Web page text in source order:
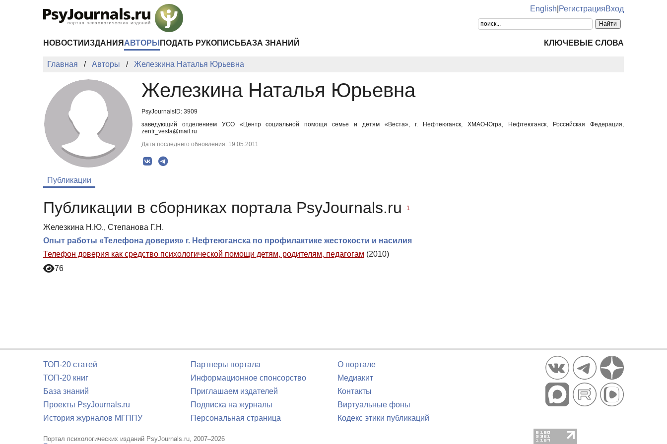
English РегистрацияВход
НОВОСТИ ИЗДАНИЯ АВТОРЫ ПОДАТЬ РУКОПИСЬ БАЗА ЗНАНИЙ КЛЮЧЕВЫЕ СЛОВА
Главная Авторы Железкина Наталья Юрьевна
Железкина Наталья Юрьевна
PsyJournalsID: 3909
заведующий отделением УСО «Центр социальной помощи семье и детям «Веста», г. Нефтеюганск, ХМАО-Югра, Нефтеюганск, Российская Федерация,
zentr_vesta@mail.ru
Дата последнего обновления: 19.05.2011
Публикации
Публикации в сборниках портала PsyJournals.ru 1
Железкина Н.Ю., Степанова Г.Н.
Опыт работы «Телефона доверия» г. Нефтеюганска по профилактике жестокости и насилия
Телефон доверия как средство психологической помощи детям, родителям, педагогам (2010)
76
ТОП-20 статей
ТОП-20 книг
База знаний
Проекты PsyJournals.ru
История журналов МГППУ
Партнеры портала
Информационное спонсорство
Приглашаем издателей
Подписка на журналы
Персональная страница
О портале
Медиакит
Контакты
Виртуальные фоны
Кодекс этики публикаций
Портал психологических изданий PsyJournals.ru, 2007–2026